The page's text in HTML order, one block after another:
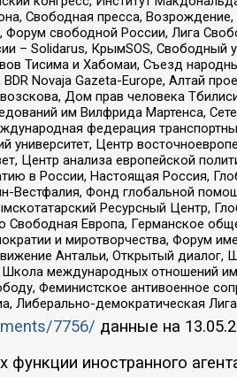
Свободная пресса,
свободной России, Лига
– Solidarus, КрымSOS, Свободный
Тисима и Хабомаи, Съезд
Novaja Gazeta-Europe, Алтай
Дом прав человека
им Вилфрида Мартенса,
федерация
университет, Центр
Центр анализа европейской
в России, Настоящая Россия,
Вестфалия, Фонд глобальной
Ресурсный Центр,
Свободная Европа, Германское
и миротворчества, Форум
Антальи, Открытый
Школа международных отношений
Феминистское антивоенное
Либерально-демократическая
7756/ данные на
иностранного